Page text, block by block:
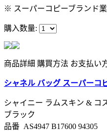
※ スーパーコピーブランド
購入数量:
商品詳細 購買方法 お支払い
シャネル バッグ スーパーコ
シャイニー ラムスキン & コ
ブラック
品番 AS4947 B17600 94305